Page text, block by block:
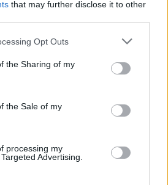
that may further disclose it to other
Opt Outs
the Sharing of my
the Sale of my
processing my
Advertising.